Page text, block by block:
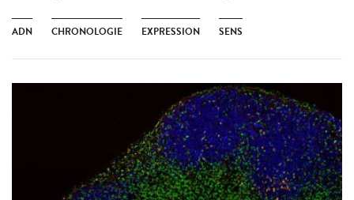
ADN CHRONOLOGIE EXPRESSION SENS